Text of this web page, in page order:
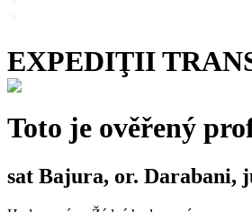
EXPEDIŢII
Toto je ověřený
sat Bajura, or. Darabani,